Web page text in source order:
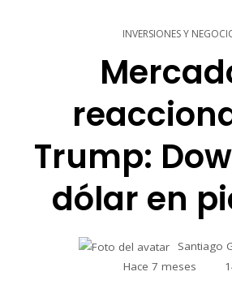
INVERSIONES Y
Trump:
dólar en
Santiago
Hace 7 meses